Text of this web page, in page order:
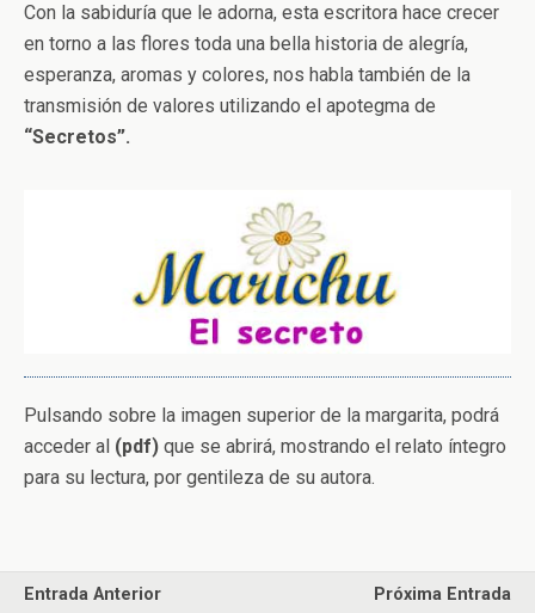
Con la sabiduría que le adorna, esta escritora hace crecer
en torno a las flores toda una bella historia de alegría,
esperanza, aromas y colores, nos habla también de la
transmisión de valores utilizando el apotegma de
“Secretos”.
Pulsando sobre la imagen superior de la margarita, podrá
acceder al (pdf) que se abrirá, mostrando el relato íntegro
para su lectura, por gentileza de su autora.
Entrada Anterior
Próxima Entrada